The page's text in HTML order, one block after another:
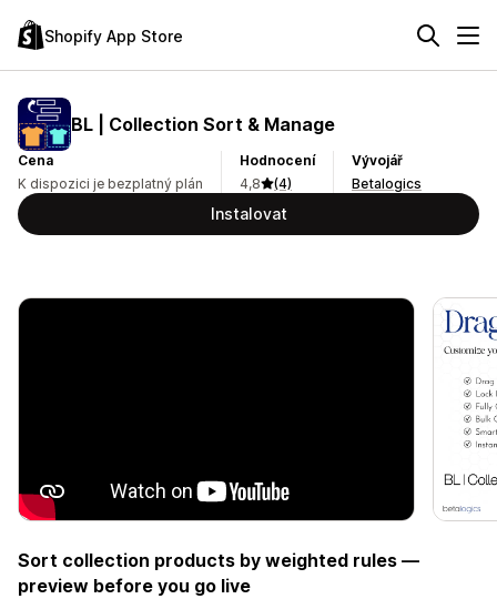
Shopify App Store
BL | Collection Sort & Manage
Cena
K dispozici je bezplatný plán
Hodnocení
4,8
(4)
Vývojář
Betalogics
Instalovat
Sort collection products by weighted rules —
preview before you go live